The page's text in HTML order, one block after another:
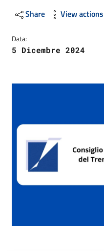
Share
View actions
Data:
5 Dicembre 2024